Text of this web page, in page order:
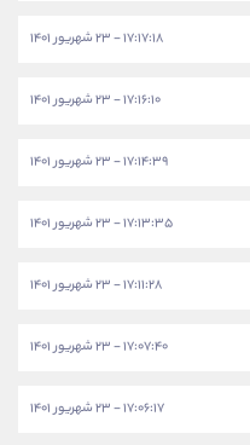
۱۷:۱۷:۱۸ - ۲۳ شهریور ۱۴۰۱
۱۷:۱۶:۱۰ - ۲۳ شهریور ۱۴۰۱
۱۷:۱۴:۳۹ - ۲۳ شهریور ۱۴۰۱
۱۷:۱۳:۳۵ - ۲۳ شهریور ۱۴۰۱
۱۷:۱۱:۲۸ - ۲۳ شهریور ۱۴۰۱
۱۷:۰۷:۴۰ - ۲۳ شهریور ۱۴۰۱
۱۷:۰۶:۱۷ - ۲۳ شهریور ۱۴۰۱